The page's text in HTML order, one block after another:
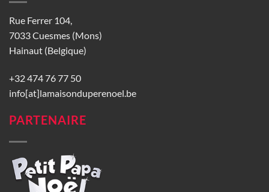
Rue Ferrer 104,
7033 Cuesmes (Mons)
Hainaut (Belgique)
+32 474 76 77 50
info[at]lamaisonduperenoel.be
PARTENAIRE